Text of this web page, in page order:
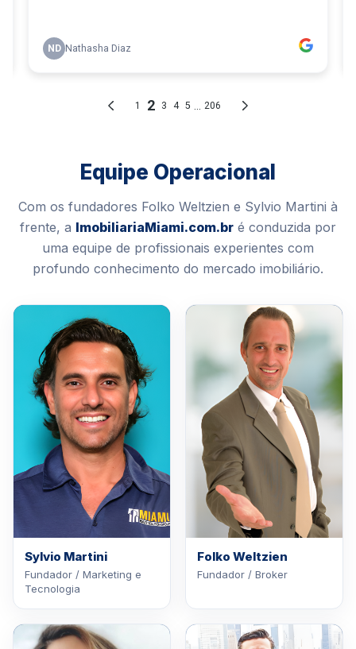
Equipe Operacional
Com os fundadores Folko Weltzien e Sylvio Martini à
frente, a ImobiliariaMiami.com.br é conduzida por
uma equipe de profissionais experientes com
profundo conhecimento do mercado imobiliário.
Sylvio Martini
Fundador / Marketing e
Tecnologia
Folko Weltzien
Fundador / Broker